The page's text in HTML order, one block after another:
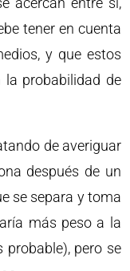
tener en cuenta
y que estos
la probabilidad de
de averiguar
después de un
se separa y toma
más peso a la
pero se